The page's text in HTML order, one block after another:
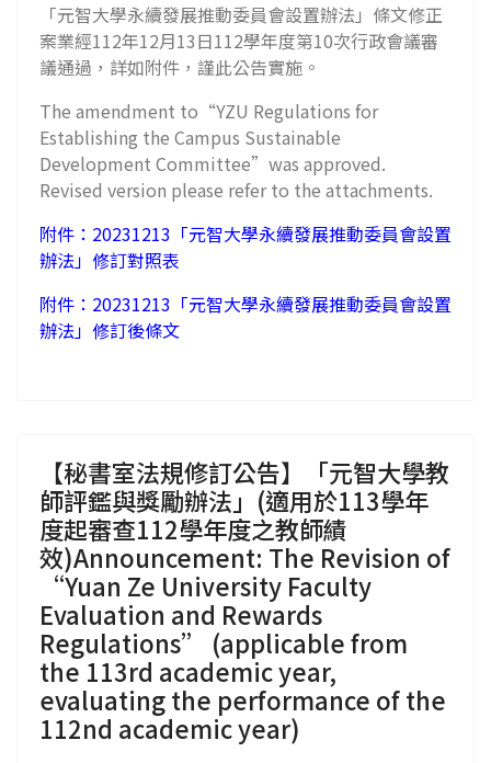
「元智大學永續發展推動委員會設置辦法」條文修正
案業經112年12月13日112學年度第10次行政會議審
議通過，詳如附件，謹此公告實施。
The amendment to“YZU Regulations for
Establishing the Campus Sustainable
Development Committee”was approved.
Revised version please refer to the attachments.
附件：20231213「元智大學永續發展推動委員會設置
辦法」修訂對照表
附件：20231213「元智大學永續發展推動委員會設置
辦法」修訂後條文
【秘書室法規修訂公告】「元智大學教
師評鑑與獎勵辦法」(適用於113學年
度起審查112學年度之教師績
效)Announcement: The Revision of
“Yuan Ze University Faculty
Evaluation and Rewards
Regulations” (applicable from
the 113rd academic year,
evaluating the performance of the
112nd academic year)